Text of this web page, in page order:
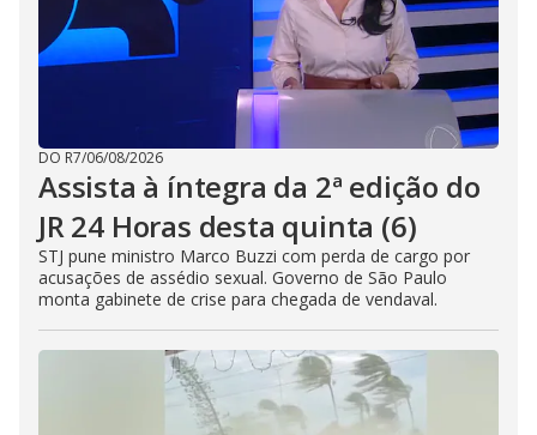
DO R7/06/08/2026
Assista à íntegra da 2ª edição do
JR 24 Horas desta quinta (6)
STJ pune ministro Marco Buzzi com perda de cargo por
acusações de assédio sexual. Governo de São Paulo
monta gabinete de crise para chegada de vendaval.